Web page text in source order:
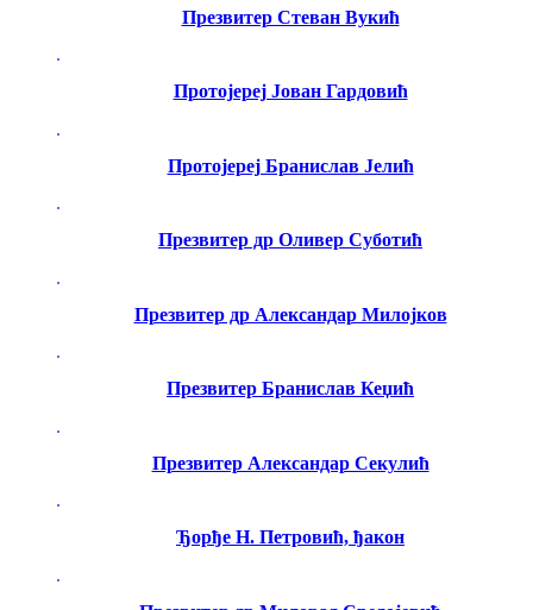
Презвитер Стеван Вукић
Протојереј Јован Гардовић
Протојереј Бранислав Јелић
Презвитер др Оливер Суботић
Презвитер др Александар Милојков
Презвитер Бранислав Кеџић
Презвитер Александар Секулић
Ђорђе Н. Петровић, ђакон